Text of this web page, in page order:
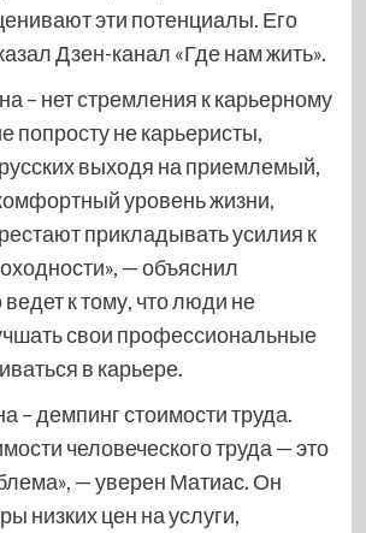
эти потенциалы. Его
Дзен-канал «Где нам жить».
– нет стремления к карьерному
попросту не карьеристы,
выходя на приемлемый,
уровень жизни,
прикладывать усилия к
— объяснил
к тому, что люди не
свои профессиональные
в карьере.
– демпинг стоимости труда.
человеческого труда — это
— уверен Матиас. Он
низких цен на услуги,